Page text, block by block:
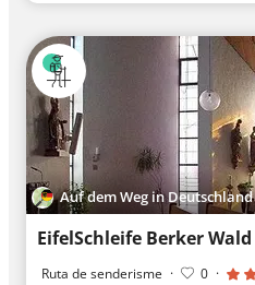
Auf dem Weg in Deutschland
EifelSchleife Berker Wald
Ruta de senderisme · 0 ·